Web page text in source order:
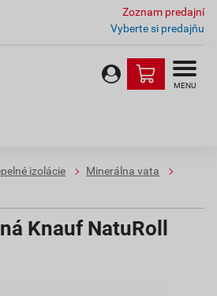
Zoznam predajní
Vyberte si predajňu
MENU
izolácie
Minerálna vata
Knauf NatuRoll